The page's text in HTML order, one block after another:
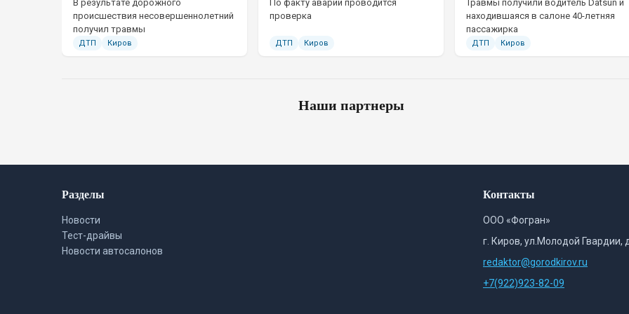
В результате дорожного
происшествия несовершеннолетний
получил травмы
ДТП Киров
По факту аварии проводится
проверка
ДТП Киров
Травмы получили водитель Datsun и
находившаяся в салоне 40-летняя
пассажирка
ДТП Киров
Наши партнеры
Разделы
Новости
Тест-драйвы
Новости автосалонов
Контакты
ООО «Фогран»
г. Киров, ул.Молодой Гвардии,
redaktor@gorodkirov.ru
+7(922)923-82-09